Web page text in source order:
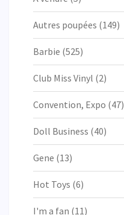
Autres poupées (149)
Barbie (525)
Club Miss Vinyl (2)
Convention, Expo (47)
Doll Business (40)
Gene (13)
Hot Toys (6)
I'm a fan (11)